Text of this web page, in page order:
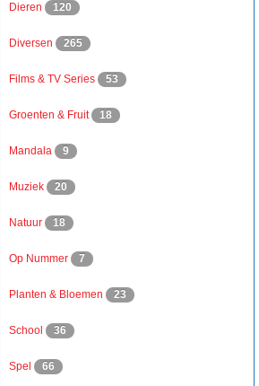
Dieren 120
Diversen 265
Films & TV Series 53
Groenten & Fruit 18
Mandala 9
Muziek 20
Natuur 18
Op Nummer 7
Planten & Bloemen 23
School 36
Spel 66